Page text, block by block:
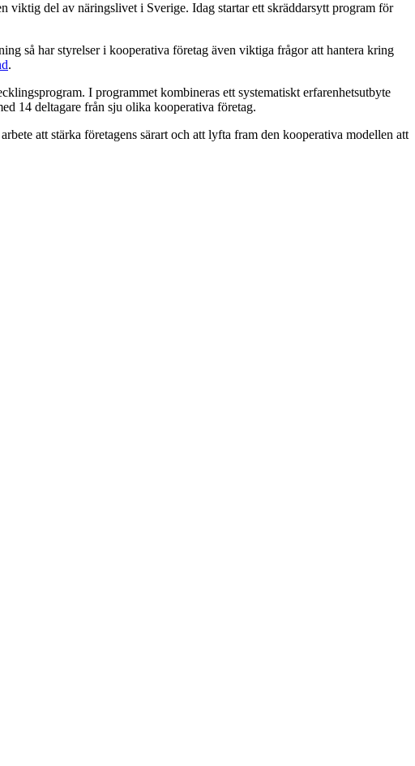
viktig del av näringslivet i Sverige. Idag startar ett skräddarsytt program för
så har styrelser i kooperativa företag även viktiga frågor att hantera kring
.
I programmet kombineras ett systematiskt erfarenhetsutbyte
14 deltagare från sju olika kooperativa företag.
att stärka företagens särart och att lyfta fram den kooperativa modellen att